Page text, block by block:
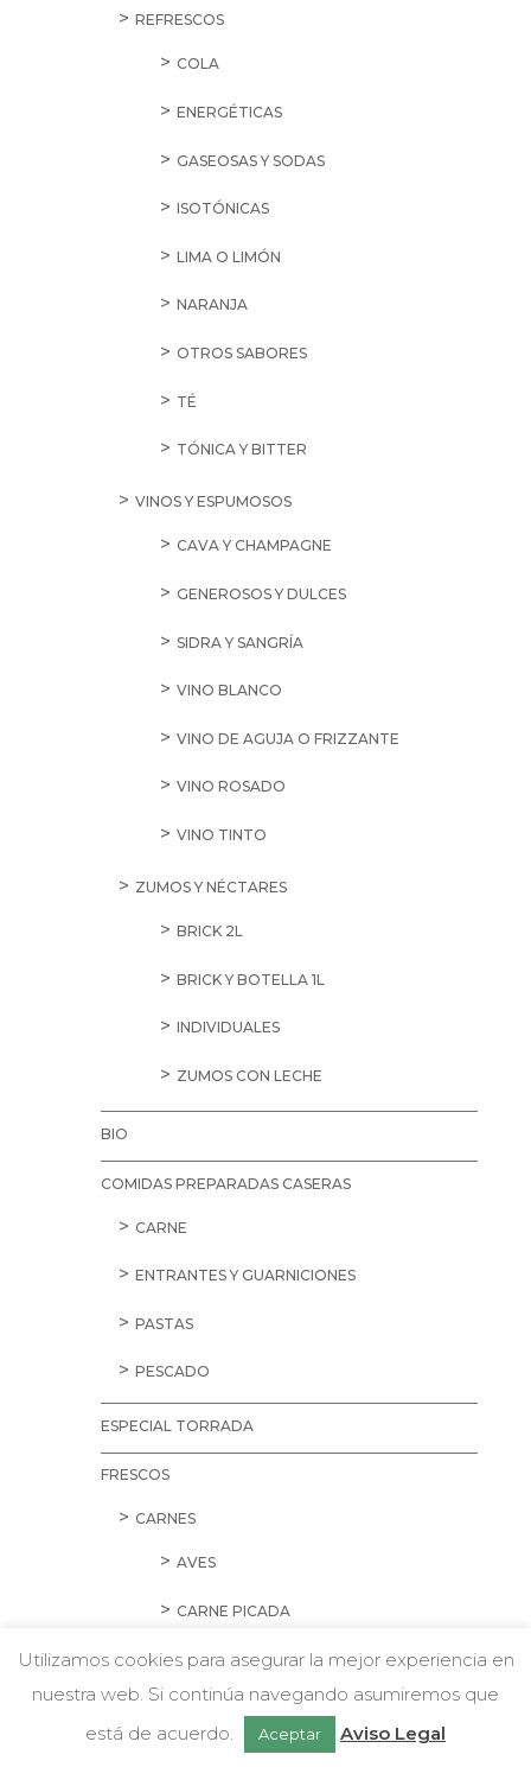
REFRESCOS
COLA
ENERGÉTICAS
GASEOSAS Y SODAS
ISOTÓNICAS
LIMA O LIMÓN
NARANJA
OTROS SABORES
TÉ
TÓNICA Y BITTER
VINOS Y ESPUMOSOS
CAVA Y CHAMPAGNE
GENEROSOS Y DULCES
SIDRA Y SANGRÍA
VINO BLANCO
VINO DE AGUJA O FRIZZANTE
VINO ROSADO
VINO TINTO
ZUMOS Y NÉCTARES
BRICK 2L
BRICK Y BOTELLA 1L
INDIVIDUALES
ZUMOS CON LECHE
BIO
COMIDAS PREPARADAS CASERAS
CARNE
ENTRANTES Y GUARNICIONES
PASTAS
PESCADO
ESPECIAL TORRADA
FRESCOS
CARNES
AVES
CARNE PICADA
CERDO
CORDERO Y CONEJO
EMBUTIDOS
w Chatea con nosotros
Utilizamos cookies para asegurar la mejor experiencia en
nuestra web. Si continúa navegando asumiremos que
está de acuerdo.
Aceptar Aviso Legal